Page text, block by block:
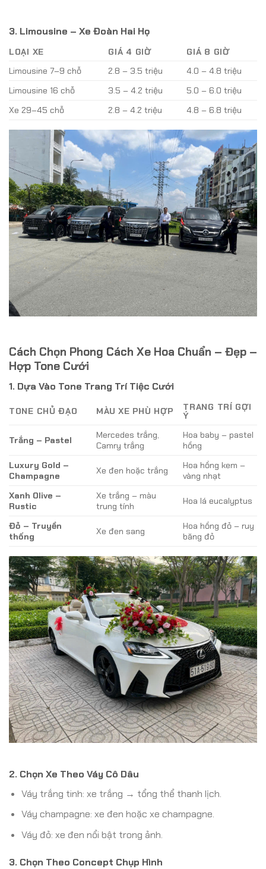
3. Limousine – Xe Đoàn Hai Họ
LOẠI XE GIÁ 4 GIỜ
GIÁ 8 GIỜ
Limousine 7–9 chỗ
2.8 – 3.5 triệu
4.0 – 4.8 triệu
Limousine 16 chỗ
3.5 – 4.2 triệu
5.0 – 6.0 triệu
Xe 29–45 chỗ
2.8 – 4.2 triệu 4.8 – 6.8 triệu
Cách Chọn Phong Cách Xe Hoa Chuẩn – Đẹp –
Hợp Tone Cưới
1. Dựa Vào Tone Trang Trí Tiệc Cưới
TONE CHỦ ĐẠO MÀU XE PHÙ HỢP
TRANG TRÍ GỢI
Ý
Trắng – Pastel
Mercedes trắng,
Camry trắng
Hoa baby – pastel
hồng
Luxury Gold –
Champagne
Xe đen hoặc trắng
Hoa hồng kem –
vàng nhạt
Xanh Olive –
Rustic
Xe trắng – màu
trung tính
Hoa lá eucalyptus
Đỏ – Truyền
thống
Xe đen sang
Hoa hồng đỏ – ruy
băng đỏ
2. Chọn Xe Theo Váy Cô Dâu
Váy trắng tinh: xe trắng → tổng thể thanh lịch.
Váy champagne: xe đen hoặc xe champagne.
Váy đỏ: xe đen nổi bật trong ảnh.
3. Chọn Theo Concept Chụp Hình